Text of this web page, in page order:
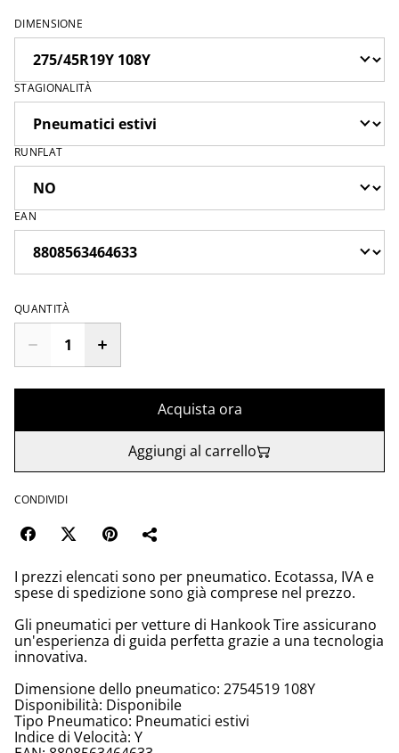
DIMENSIONE
STAGIONALITÀ
RUNFLAT
EAN
QUANTITÀ
Acquista ora
Aggiungi al carrello
CONDIVIDI
I prezzi elencati sono per pneumatico. Ecotassa, IVA e
spese di spedizione sono già comprese nel prezzo.
Gli pneumatici per vetture di Hankook Tire assicurano
un'esperienza di guida perfetta grazie a una tecnologia
innovativa.
Dimensione dello pneumatico: 2754519 108Y
Disponibilità: Disponibile
Tipo Pneumatico: Pneumatici estivi
Indice di Velocità: Y